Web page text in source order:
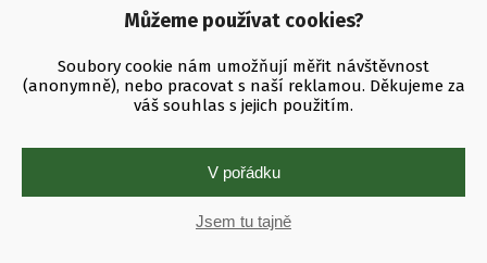
Můžeme používat cookies?
Soubory cookie nám umožňují měřit návštěvnost
(anonymně), nebo pracovat s naší reklamou. Děkujeme za
váš souhlas s jejich použitím.
V pořádku
Jsem tu tajně
Infra přísvit
Bílý blesk
denní bílé světlo
Neviditelný 940nm
stroboskopická výbojka
Ostatní parametry